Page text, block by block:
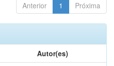
Anterior 1 Próxima
Autor(es)